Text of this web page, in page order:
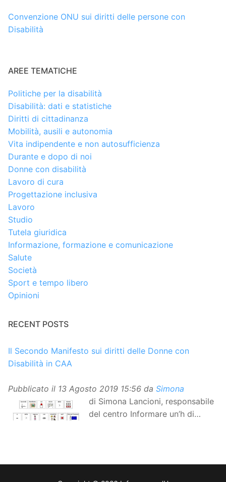
Convenzione ONU sui diritti delle persone con
Disabilità
AREE TEMATICHE
Politiche per la disabilità
Disabilità: dati e statistiche
Diritti di cittadinanza
Mobilità, ausili e autonomia
Vita indipendente e non autosufficienza
Durante e dopo di noi
Donne con disabilità
Lavoro di cura
Progettazione inclusiva
Lavoro
Studio
Tutela giuridica
Informazione, formazione e comunicazione
Salute
Società
Sport e tempo libero
Opinioni
RECENT POSTS
Il Secondo Manifesto sui diritti delle Donne con
Disabilità in CAA
Pubblicato il 13 Agosto 2019 15:56 da Simona
di Simona Lancioni, responsabile
del centro Informare un’h di
aumentativa alternativa (CAA) del “Secondo Manifesto